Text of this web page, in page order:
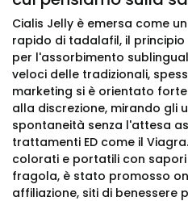
Cialis Jelly è emersa come
rapido di tadalafil, il
per l'assorbimento
veloci delle tradizionali,
marketing si è orientato
alla discrezione, mirando gli
spontaneità senza l'attesa
trattamenti ED come il
colorati e portatili con
fragola, è stato promosso
affiliazione, siti di benessere